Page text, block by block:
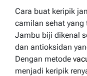
Cara buat keripik
camilan sehat yang
Jambu biji dikenal
dan antioksidan
Dengan metode
menjadi keripik